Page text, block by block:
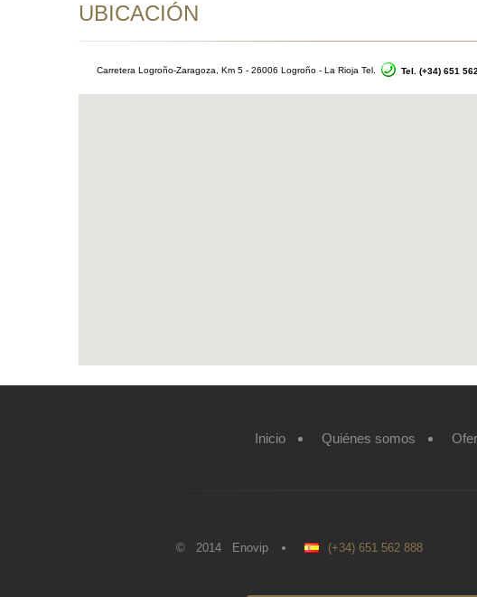
UBICACIÓN
Carretera Logroño-Zaragoza, Km 5 - 26006 Logroño - La Rioja Tel. Tel. (+34) 651
Inicio Quiénes somos
© 2014 Enovip (+34) 651 562 888